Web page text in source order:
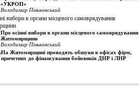
«УКРОП»
Володимир Піньковський
Про осінні вибори в органи місцевого самоврядування
Житомирщини
Володимир Піньковський
На Житомирщині проводять обшуки в офісах фірм,
причетних до фінансування бойовиків ДНР і ЛНР